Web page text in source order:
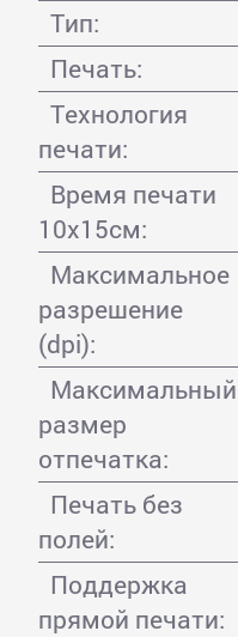
Тип:
Печать:
Технология
печати:
Время печати
10x15см:
Максимальное
разрешение
(dpi):
Максимальный
размер
отпечатка:
Печать без
полей:
Поддержка
прямой печати: